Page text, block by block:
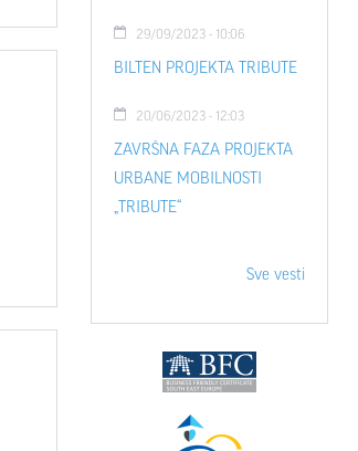
29/09/2023 - 10:06
BILTEN PROJEKTA TRIBUTE
20/06/2023 - 12:03
ZAVRŠNA FAZA PROJEKTA
URBANE MOBILNOSTI
„TRIBUTE“
Sve vesti